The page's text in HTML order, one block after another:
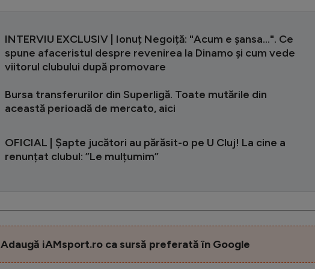
INTERVIU EXCLUSIV | Ionuț Negoiță: "Acum e șansa...". Ce
spune afaceristul despre revenirea la Dinamo și cum vede
viitorul clubului după promovare
Bursa transferurilor din Superligă. Toate mutările din
această perioadă de mercato, aici
OFICIAL | Șapte jucători au părăsit-o pe U Cluj! La cine a
renunțat clubul: ”Le mulțumim”
Adaugă iAMsport.ro ca sursă preferată în Google